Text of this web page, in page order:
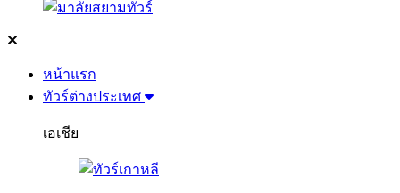
หน้าแรก
ทัวร์ต่างประเทศ
เอเชีย